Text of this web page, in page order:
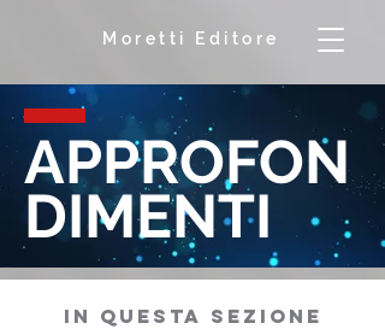
Moretti Editore
APPROFON
DIMENTI
in questa sezione